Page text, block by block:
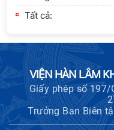
Tất cả:
VIỆN HÀN LÂM
Giấy phép số 197/
Trưởng Ban Biên